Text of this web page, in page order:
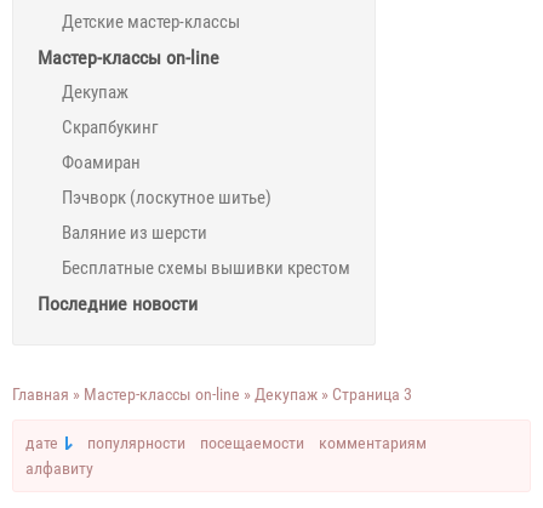
Детские мастер-классы
Мастер-классы on-line
Декупаж
Скрапбукинг
Фоамиран
Пэчворк (лоскутное шитье)
Валяние из шерсти
Бесплатные схемы вышивки крестом
Последние новости
Главная » Мастер-классы on-line » Декупаж » Страница 3
дате популярности посещаемости
комментариям
алфавиту